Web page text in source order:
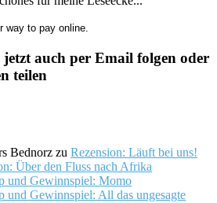
auch per Email folgen oder
teilen
Bednorz zu Rezension: Läuft bei uns!
Über den Fluss nach Afrika
und Gewinnspiel: Momo
und Gewinnspiel: All das ungesagte